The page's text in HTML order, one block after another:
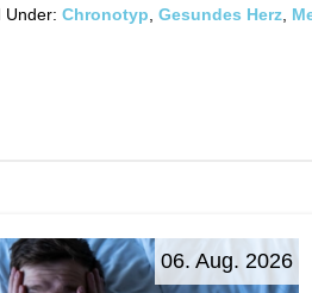
Under: Chronotyp Gesundes Herz
06. Aug. 2026